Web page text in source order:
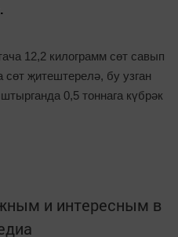
12,2 килограмм сөт савып
сөт җитештерелә, бу узган
0,5 тоннага күбрәк
и интересным в